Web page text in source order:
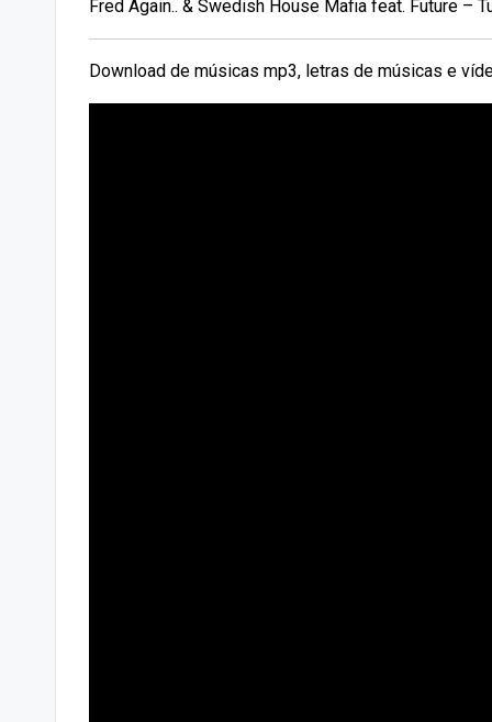
Fred Again.. & Swedish House Mafia feat. Future –
Download de músicas mp3, letras de músicas e